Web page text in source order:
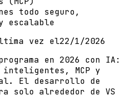
todo seguro,
escalable
vez el22/1/2026
en 2026 con IA:
MCP y
El desarrollo de
solo alrededor de VS